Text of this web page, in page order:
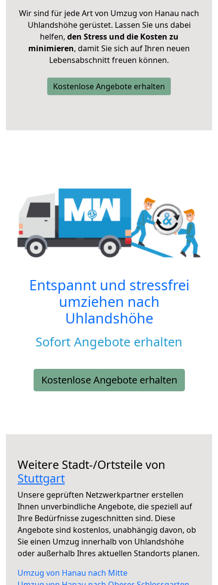
Wir sind für jede Art von Umzug von Hanau nach
Uhlandshöhe gerüstet. Lassen Sie uns dabei
helfen, den Stress und die Kosten zu
minimieren, damit Sie sich auf Ihren neuen
Lebensabschnitt freuen können.
Kostenlose Angebote erhalten
Entspannt und stressfrei
umziehen nach
Uhlandshöhe
Sofort Angebote erhalten
Kostenlose Angebote erhalten
Weitere Stadt-/Ortsteile von
Stuttgart
Unsere geprüften Netzwerkpartner erstellen
Ihnen unverbindliche Angebote, die speziell auf
Ihre Bedürfnisse zugeschnitten sind. Diese
Angebote sind kostenlos, unabhängig davon, ob
Sie einen Umzug innerhalb von Uhlandshöhe
oder außerhalb Ihres aktuellen Standorts planen.
Umzug von Hanau nach Mitte